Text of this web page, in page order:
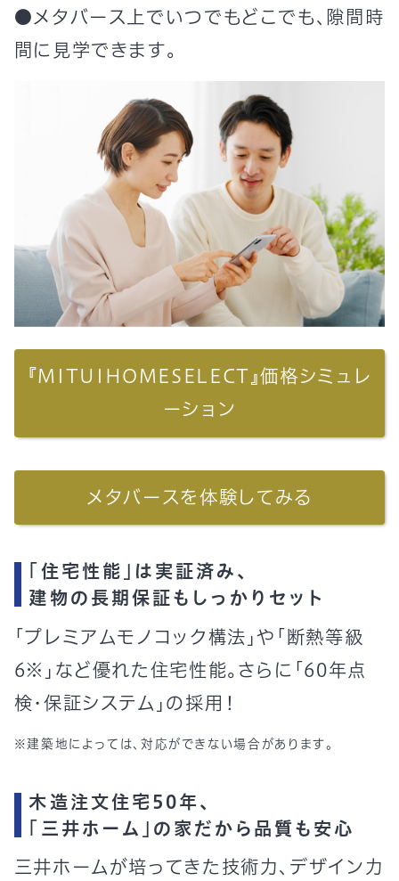
●メタバース上でいつでもどこでも、隙間時
間に見学できます。
『MITUIHOMESELECT』価格シミュレ
ーション
メタバースを体験してみる
「住宅性能」は実証済み、
建物の長期保証もしっかりセット
「プレミアムモノコック構法」や「断熱等級
6※」など優れた住宅性能。さらに「60年点
検・保証システム」の採用！
※建築地によっては、対応ができない場合があります。
木造注文住宅50年、
「三井ホーム」の家だから品質も安心
三井ホームが培ってきた技術力、デザイン力